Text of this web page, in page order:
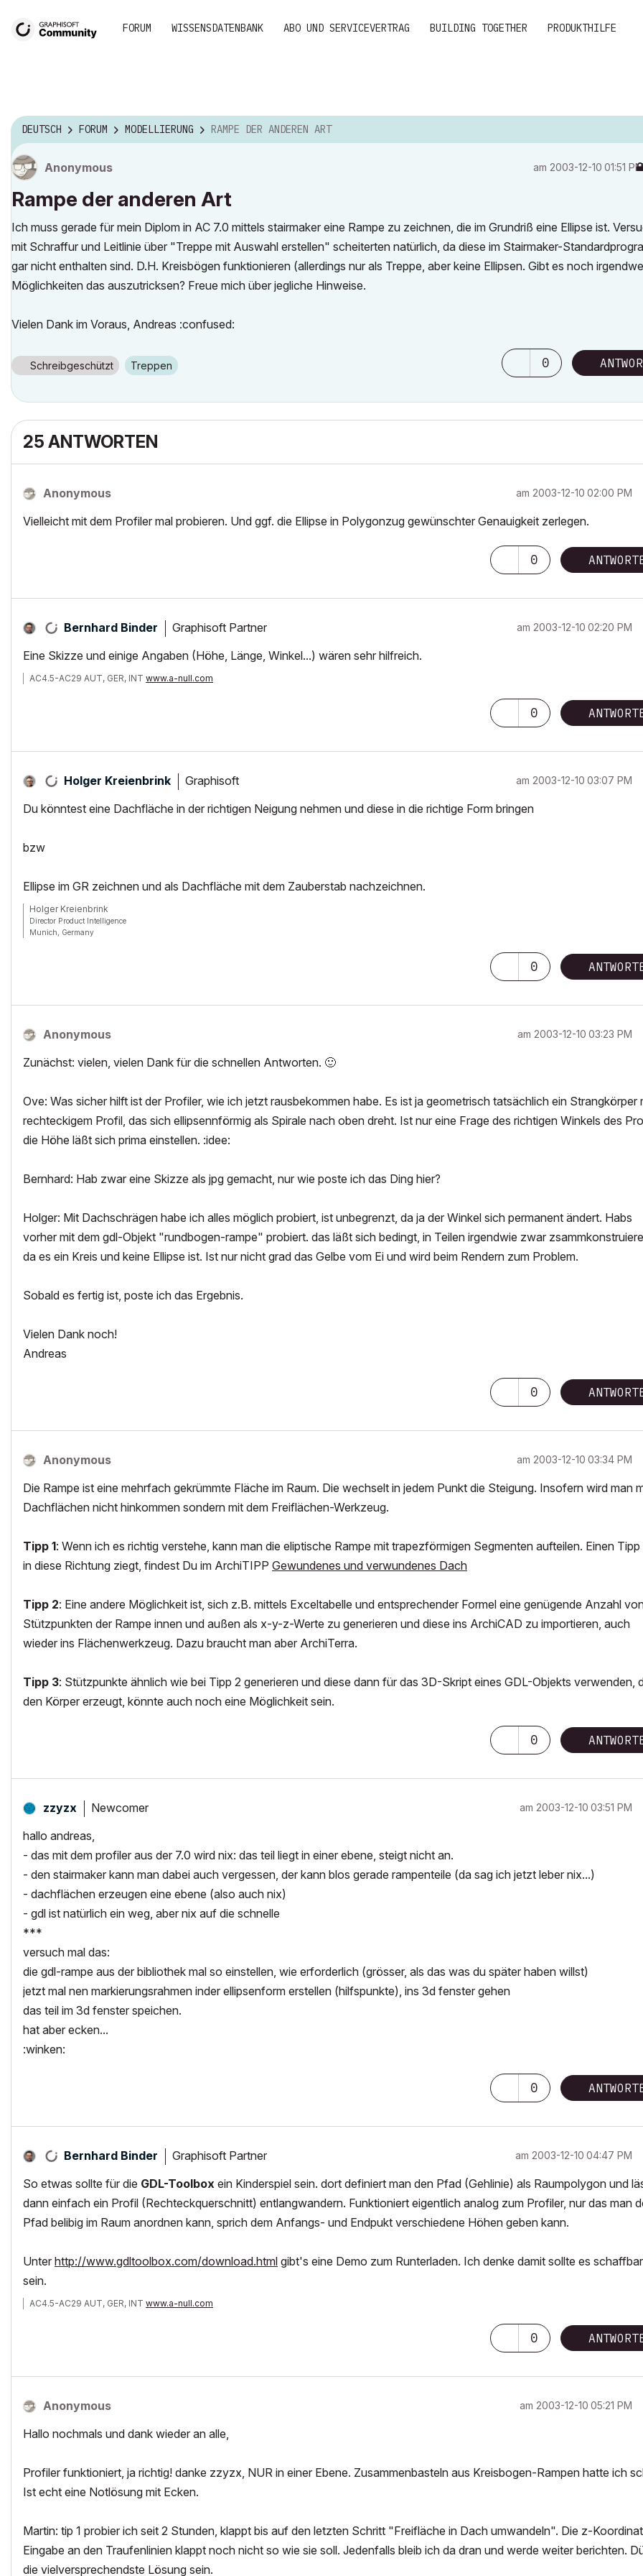
FORUM WISSENSDATENBANK ABO UND SERVICEVERTRAG BUILDING TOGETHER PRODUKTHILFE
DEUTSCH FORUM MODELLIERUNG RAMPE DER ANDEREN ART
Anonymous am ‎2003-12-10 01:51 PM
Rampe der anderen Art
Ich muss gerade für mein Diplom in AC 7.0 mittels stairmaker eine Rampe zu zeichnen, die im Grundriß eine Ellipse ist.
mit Schraffur und Leitlinie über "Treppe mit Auswahl erstellen" scheiterten natürlich, da diese im Stairmaker-
gar nicht enthalten sind. D.H. Kreisbögen funktionieren (allerdings nur als Treppe, aber keine Ellipsen. Gibt es noch
Möglichkeiten das auszutricksen? Freue mich über jegliche Hinweise.
Vielen Dank im Voraus, Andreas :confused:
Schreibgeschützt Treppen 0
25 ANTWORTEN
Anonymous am ‎2003-12-10 02:00 PM
Vielleicht mit dem Profiler mal probieren. Und ggf. die Ellipse in Polygonzug gewünschter Genauigkeit zerlegen.
0
Bernhard Binder Graphisoft Partner am ‎2003-12-10 02:20 PM
Eine Skizze und einige Angaben (Höhe, Länge, Winkel...) wären sehr hilfreich.
AC4.5-AC29 AUT, GER, INT www.a-null.com
0
Holger Kreienbrink Graphisoft am ‎2003-12-10 03:07 PM
Du könntest eine Dachfläche in der richtigen Neigung nehmen und diese in die richtige Form bringen
bzw
Ellipse im GR zeichnen und als Dachfläche mit dem Zauberstab nachzeichnen.
Holger Kreienbrink
Director Product Intelligence
Munich, Germany
0
Anonymous am ‎2003-12-10 03:23 PM
Zunächst: vielen, vielen Dank für die schnellen Antworten. 🙂
Ove: Was sicher hilft ist der Profiler, wie ich jetzt rausbekommen habe. Es ist ja geometrisch tatsächlich ein Strangkörper
rechteckigem Profil, das sich ellipsennförmig als Spirale nach oben dreht. Ist nur eine Frage des richtigen Winkels des
die Höhe läßt sich prima einstellen. :idee:
Bernhard: Hab zwar eine Skizze als jpg gemacht, nur wie poste ich das Ding hier?
Holger: Mit Dachschrägen habe ich alles möglich probiert, ist unbegrenzt, da ja der Winkel sich permanent ändert. Habs
vorher mit dem gdl-Objekt "rundbogen-rampe" probiert. das läßt sich bedingt, in Teilen irgendwie zwar
da es ein Kreis und keine Ellipse ist. Ist nur nicht grad das Gelbe vom Ei und wird beim Rendern zum Problem.
Sobald es fertig ist, poste ich das Ergebnis.
Vielen Dank noch!
Andreas
0
Anonymous am ‎2003-12-10 03:34 PM
Die Rampe ist eine mehrfach gekrümmte Fläche im Raum. Die wechselt in jedem Punkt die Steigung. Insofern wird man
Dachflächen nicht hinkommen sondern mit dem Freiflächen-Werkzeug.
Tipp 1: Wenn ich es richtig verstehe, kann man die eliptische Rampe mit trapezförmigen Segmenten aufteilen. Einen Tipp
in diese Richtung ziegt, findest Du im ArchiTIPP Gewundenes und verwundenes Dach
Tipp 2: Eine andere Möglichkeit ist, sich z.B. mittels Exceltabelle und entsprechender Formel eine genügende Anzahl
Stützpunkten der Rampe innen und außen als x-y-z-Werte zu generieren und diese ins ArchiCAD zu importieren, auch
wieder ins Flächenwerkzeug. Dazu braucht man aber ArchiTerra.
Tipp 3: Stützpunkte ähnlich wie bei Tipp 2 generieren und diese dann für das 3D-Skript eines GDL-Objekts verwenden,
den Körper erzeugt, könnte auch noch eine Möglichkeit sein.
0
zzyzx Newcomer am ‎2003-12-10 03:51 PM
hallo andreas,
- das mit dem profiler aus der 7.0 wird nix: das teil liegt in einer ebene, steigt nicht an.
- den stairmaker kann man dabei auch vergessen, der kann blos gerade rampenteile (da sag ich jetzt leber nix...)
- dachflächen erzeugen eine ebene (also auch nix)
- gdl ist natürlich ein weg, aber nix auf die schnelle
***
versuch mal das:
die gdl-rampe aus der bibliothek mal so einstellen, wie erforderlich (grösser, als das was du später haben willst)
jetzt mal nen markierungsrahmen inder ellipsenform erstellen (hilfspunkte), ins 3d fenster gehen
das teil im 3d fenster speichen.
hat aber ecken...
:winken:
0
Bernhard Binder Graphisoft Partner am ‎2003-12-10 04:47 PM
So etwas sollte für die GDL-Toolbox ein Kinderspiel sein. dort definiert man den Pfad (Gehlinie) als Raumpolygon und
dann einfach ein Profil (Rechteckquerschnitt) entlangwandern. Funktioniert eigentlich analog zum Profiler, nur das man
Pfad belibig im Raum anordnen kann, sprich dem Anfangs- und Endpukt verschiedene Höhen geben kann.
Unter http://www.gdltoolbox.com/download.html gibt's eine Demo zum Runterladen. Ich denke damit sollte es schaffbar
sein.
AC4.5-AC29 AUT, GER, INT www.a-null.com
0
Anonymous am ‎2003-12-10 05:21 PM
Hallo nochmals und dank wieder an alle,
Profiler funktioniert, ja richtig! danke zzyzx, NUR in einer Ebene. Zusammenbasteln aus Kreisbogen-Rampen hatte ich
Ist echt eine Notlösung mit Ecken.
Martin: tip 1 probier ich seit 2 Stunden, klappt bis auf den letzten Schritt "Freifläche in Dach umwandeln". Die z-
Eingabe an den Traufenlinien klappt noch nicht so wie sie soll. Jedenfalls bleib ich da dran und werde weiter berichten.
die vielversprechendste Lösung sein.